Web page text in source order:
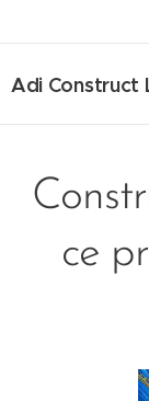
Adi Construct
ce